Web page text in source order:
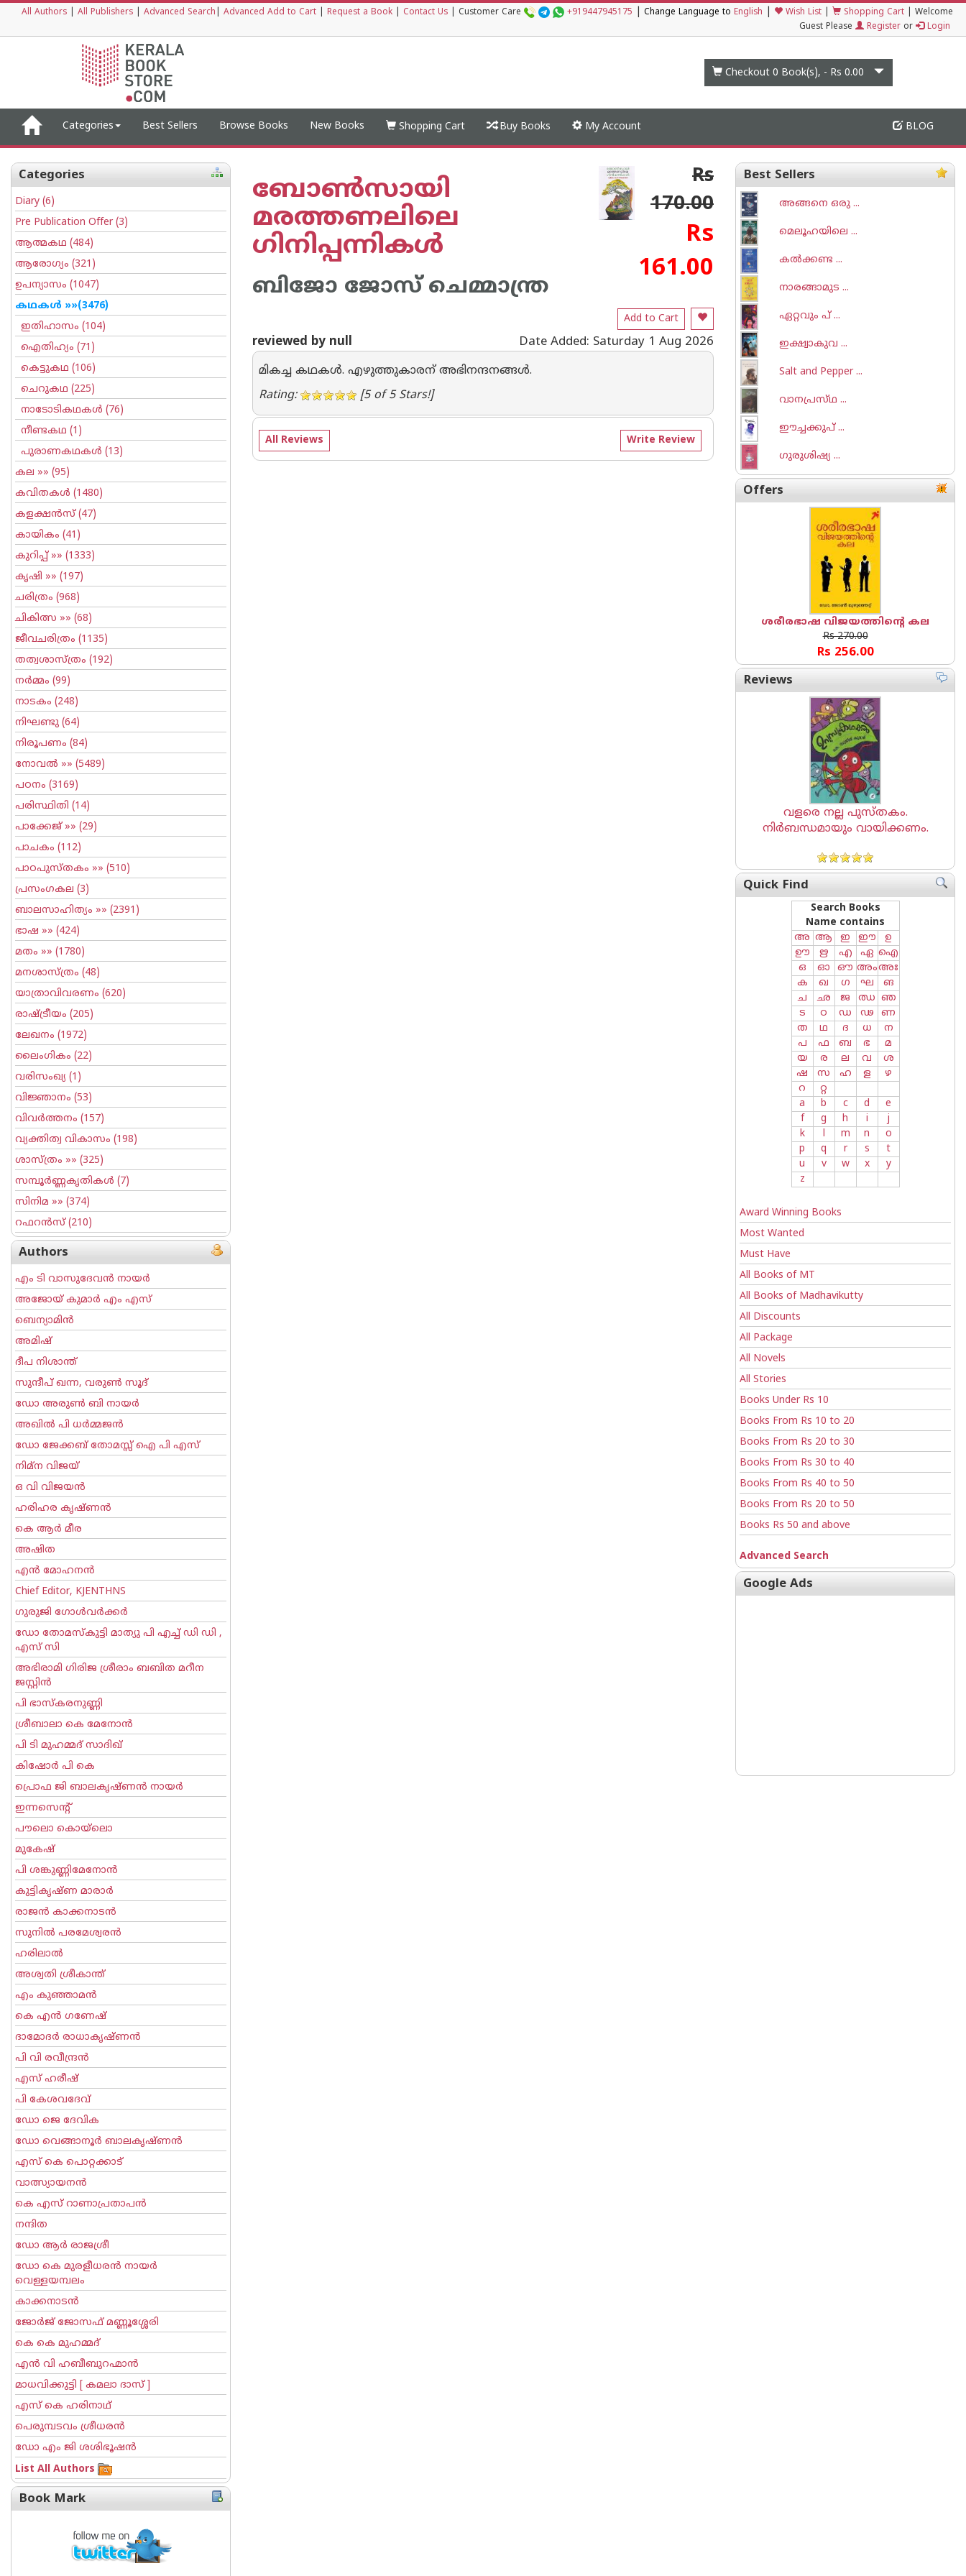
All Authors All Publishers Advanced Search Advanced Add to Cart Request a Book Contact Us Customer Care +919447945175 Change Language to English Wish List Shopping Cart
Welcome
Guest Please
Register or Login
Checkout 0 Book(s), - Rs 0.00
Categories Best Sellers Browse Books New Books Shopping Cart Buy Books My Account BLOG
Categories
Diary (6)
Pre Publication Offer(3)
ആത്മകഥ (484)
ആരോഗ്യം (321)
ഉപന്യാസം (1047)
കഥകള്‍ »»(3476)
ഇതിഹാസം (104)
ഐതിഹ്യം (71)
കെട്ടുകഥ (106)
ചെറുകഥ (225)
നാടോടികഥകള്‍ (76)
നീണ്ടകഥ (1)
പുരാണകഥകള്‍ (13)
കല »» (95)
കവിതകള്‍ (1480)
കളക്ഷന്‍സ്(47)
കായികം (41)
കുറിപ്പ്‌ »» (1333)
കൃഷി »» (197)
ചരിത്രം (968)
ചികിത്സ »» (68)
ജീവചരിത്രം (1135)
തത്വശാസ്ത്രം (192)
നര്‍മ്മം (99)
നാടകം (248)
നിഘണ്ടു (64)
നിരൂപണം (84)
നോവല്‍ »» (5489)
പഠനം (3169)
പരിസ്ഥിതി (14)
പാക്കേജ് »» (29)
പാചകം (112)
പാഠപുസ്തകം »» (510)
പ്രസംഗകല (3)
ബാലസാഹിത്യം »» (2391)
ഭാഷ »» (424)
മതം »» (1780)
മനശാസ്ത്രം (48)
യാത്രാവിവരണം (620)
രാഷ്ട്രീയം (205)
ലേഖനം (1972)
ലൈംഗികം (22)
വരിസംഖ്യ (1)
വിജ്ഞാനം (53)
വിവര്‍ത്തനം (157)
വ്യക്തിത്വ വികാസം (198)
ശാസ്ത്രം »» (325)
സമ്പൂര്‍ണ്ണകൃതികള്‍ (7)
സിനിമ »» (374)
റഫറന്‍സ്(210)
Authors
എം ടി വാസുദേവന്‍ നായര്‍
അജോയ് കുമാര്‍ എം എസ്
ബെന്യാമിന്‍
അമിഷ്
ദീപ നിശാന്ത്
സുന്ദീപ് ഖന്ന, വരുൺ സൂദ്
ഡോ അരുണ്‍ ബി നായര്‍
അഖില്‍ പി ധര്‍മ്മജന്‍
ഡോ ജേക്കബ് തോമസ്സ് ഐ പി എസ്
നിമ്ന വിജയ്
ഒ വി വിജയന്‍
ഹരിഹര കൃഷ്ണൻ
കെ ആര്‍ മീര
അഷിത
എന്‍ മോഹനന്‍
Chief Editor, KJENTHNS
ഗുരുജി ഗോള്‍‌വര്‍ക്കര്‍
ഡോ തോമസ്കുട്ടി മാത്യു പി എച്ച് ഡി ഡി ,
എസ് സി
അഭിരാമി ഗിരിജ ശ്രീരാം ബബിത മറീന
ജസ്റ്റിന്‍
പി ഭാസ്കരനുണ്ണി
ശ്രീബാലാ കെ മേനോന്‍
പി ടി മുഹമ്മദ് സാദിഖ്‌
കിഷോർ പി കെ
പ്രൊഫ ജി ബാലകൃഷ്ണന്‍ നായര്‍
ഇന്നസെന്റ്‌
പൗലൊ കൊയ്ലൊ
മുകേഷ്
പി ശങ്കുണ്ണിമേനോന്‍
കുട്ടികൃഷ്ണ മാരാര്‍
രാജന്‍ കാക്കനാടന്‍
സുനില്‍ പരമേശ്വരന്‍
ഹരിലാല്‍
അശ്വതി ശ്രീകാന്ത്
എം കുഞ്ഞാമന്‍
കെ എന്‍ ഗണേഷ്
ദാമോദർ രാധാകൃഷ്ണൻ
പി വി രവീന്ദ്രന്‍
എസ് ഹരീഷ്
പി കേശവദേവ്‌
ഡോ ജെ ദേവിക
ഡോ വെങ്ങാനൂര്‍ ബാലകൃഷ്ണന്‍
എസ്‌ കെ പൊറ്റക്കാട്‌
വാത്സ്യായനന്‍
കെ എസ് റാണാപ്രതാപന്‍
നന്ദിത
ഡോ ആര്‍ രാജശ്രീ
ഡോ കെ മുരളീധരന്‍ നായര്‍
വെള്ളയമ്പലം
കാക്കനാടന്‍
ജോര്‍ജ് ജോസഫ് മണ്ണൂശ്ശേരി
കെ കെ മുഹമ്മദ്
എന്‍ വി ഹബീബുറഹ്മാന്‍
മാധവിക്കുട്ടി [ കമലാ ദാസ് ]
എസ് കെ ഹരിനാഥ്
പെരുമ്പടവം ശ്രീധര‌ന്‍
ഡോ എം ജി ശശിഭൂഷന്‍
List All Authors
Book Mark
ബോൺസായി
മരത്തണലിലെ
ഗിനിപ്പന്നികൾ
ബിജോ ജോസ് ചെമ്മാന്ത്ര
Rs
170.00
Rs
161.00
Add to Cart
reviewed by null Date Added: Saturday 1 Aug 2026
മികച്ച കഥകള്‍. എഴുത്തുകാരന് അഭിനന്ദനങ്ങള്‍.
Rating:
[5 of 5 Stars!]
Write Review
All Reviews
Best Sellers
അങ്ങനെ ഒരു ...
മെലൂഹയിലെ ...
കല്‍ക്കണ്ട ...
നാരങ്ങാമുട ...
ഏറ്റവും പ് ...
ഇക്ഷ്വാകുവ ...
Salt and Pepper ...
വാനപ്രസ്‌ഥ ...
ഈച്ചക്കുപ് ...
ഗുരുശിഷ്യ ...
Offers
ശരീരഭാഷ വിജയത്തിന്റെ കല
Rs 270.00
Rs 256.00
Reviews
വളരെ നല്ല പുസ്തകം.
നിർബന്ധമായും വായിക്കണം.
Quick Find
Search Books
Name contains
അ ആ ഇ ഈ
ഉ
ഊ
ഋ എ ഏ ഐ
ഒ
ഓ ഔ അംഅഃ
ക
ഖ ഗ ഘ
ങ
ച
ഛ ജ ഝ ഞ
ട
ഠ ഡ ഢ
ണ
ത
ഥ ദ ധ
ന
പ
ഫ ബ ഭ
മ
യ
ര ല വ
ശ
ഷ
സ ഹ ള
ഴ
റ
റ്റ
a
b c d
e
f
g h i
j
k
l m n
o
p
q r s
t
u
v w x
y
z
Award Winning Books
Most Wanted
Must Have
All Books of MT
All Books of Madhavikutty
All Discounts
All Package
All Novels
All Stories
Books Under Rs 10
Books From Rs 10 to 20
Books From Rs 20 to 30
Books From Rs 30 to 40
Books From Rs 40 to 50
Books From Rs 20 to 50
Books Rs 50 and above
Advanced Search
Google Ads